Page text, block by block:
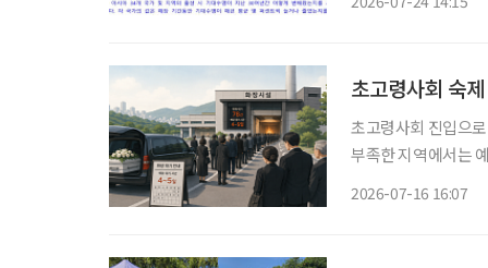
초고령사회 숙
초고령사회 진입으
부족한 지역에서는
2026-07-16 16:07